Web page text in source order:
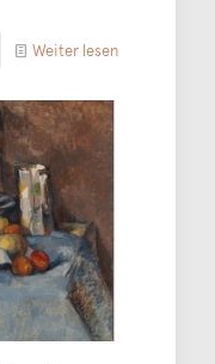
Weiter lesen